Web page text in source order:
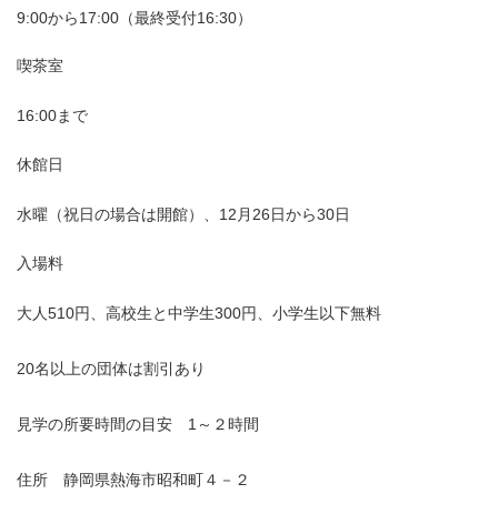
9:00から17:00（最終受付16:30）
喫茶室
16:00まで
休館日
水曜（祝日の場合は開館）、12月26日から30日
入場料
大人510円、高校生と中学生300円、小学生以下無料
20名以上の団体は割引あり
見学の所要時間の目安 1～２時間
住所 静岡県熱海市昭和町４－２